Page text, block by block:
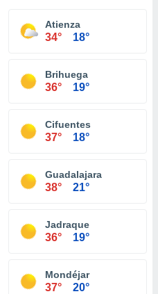
Atienza
34° 18°
Brihuega
36° 19°
Cifuentes
37° 18°
Guadalajara
38° 21°
Jadraque
36° 19°
Mondéjar
37° 20°